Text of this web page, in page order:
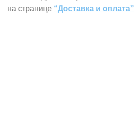
на странице “Доставка и оплата”